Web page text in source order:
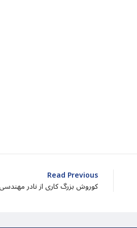
Read Previous
کوروش بزرگ کاری از نادر